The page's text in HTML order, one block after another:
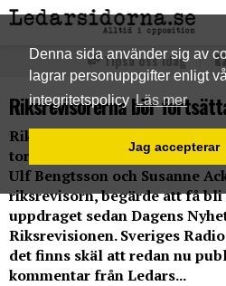
Denna sida använder sig av
lagrar personuppgifter enligt
integritetspolicyLäs mer
Jag accepterar
Tipsa oss idag
Riksrevisorerna bör
Riksrevisor Margareta Åberg
torsdags att hon lämnar sitt
Ulf Bengtsson och Susanne
riksrevisorn, begärde att få
uppdraget sedan Dagens
Riksrevisionen. Sveriges
det finns skäl att redan nu
kommentar från Ledars...